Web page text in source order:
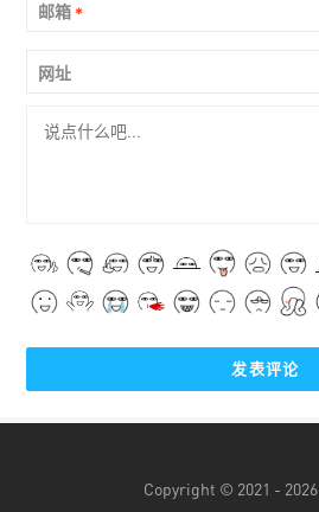
邮箱 *
网址
Copyright © 2021 - 2026